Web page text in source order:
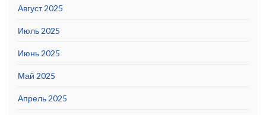
Август 2025
Июль 2025
Июнь 2025
Май 2025
Апрель 2025